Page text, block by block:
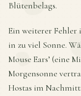
Blütenbelags.
Ein weiterer Fehler
in zu viel Sonne.
Mouse Ears’ (eine
Morgensonne
Hostas im